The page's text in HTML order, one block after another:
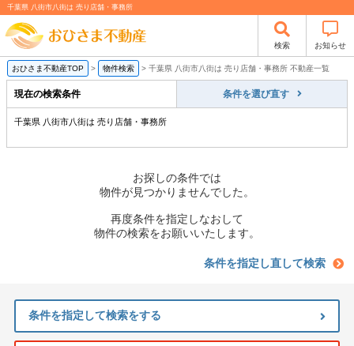
千葉県 八街市八街は 売り店舗・事務所
検索 お知らせ
おひさま不動産TOP > 物件検索 > 千葉県 八街市八街は 売り店舗・事務所 不動産一覧
現在の検索条件 条件を選び直す
千葉県 八街市八街は 売り店舗・事務所
お探しの条件では
物件が見つかりませんでした。
再度条件を指定しなおして
物件の検索をお願いいたします。
条件を指定し直して検索
条件を指定して検索をする